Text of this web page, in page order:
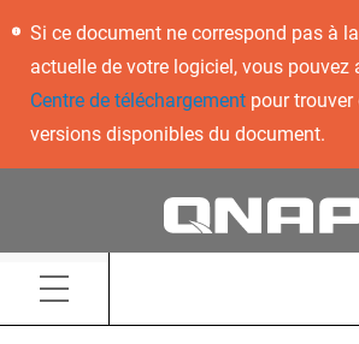
Si ce document ne correspond pas à
actuelle de votre logiciel, vous pouvez
Centre de téléchargementpour trouver
versions disponibles du document.